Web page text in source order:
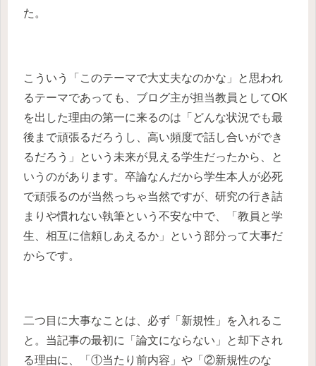
た。
こういう「このテーマで大丈夫なのかな」と思われ
るテーマであっても、ブログ主が担当教員としてOK
を出した理由の第一に来るのは「どんな状況でも最
後まで頑張るだろうし、高い頻度で話し合いができ
るだろう」という未来が見える学生だったから、と
いうのがあります。卒論なんだから学生本人が必死
で頑張るのが当然っちゃ当然ですが、研究の行き詰
まりや慣れない執筆という不安な中で、「教員と学
生、相互に信頼しあえるか」という部分って大事だ
からです。
二つ目に大事なことは、必ず「新規性」を入れるこ
と。当記事の最初に「論文にならない」と却下され
る理由に、「①当たり前内容」や「②新規性のな